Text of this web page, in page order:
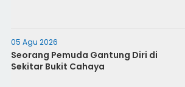
05 Agu 2026
Seorang Pemuda Gantung Diri di
Sekitar Bukit Cahaya